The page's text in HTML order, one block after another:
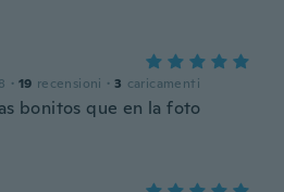
· 19 recensioni · 3 caricamenti
bonitos que en la foto